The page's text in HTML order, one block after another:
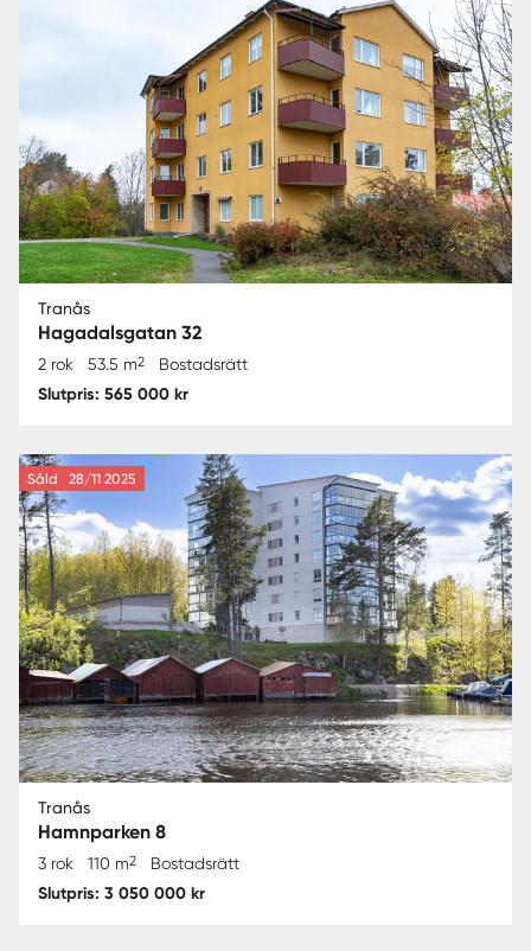
Tranås
Hagadalsgatan 32
2 rok 53.5 m2 Bostadsrätt
Slutpris: 565 000 kr
Såld 28/11 2025
Tranås
Hamnparken 8
3 rok 110 m2 Bostadsrätt
Slutpris: 3 050 000 kr